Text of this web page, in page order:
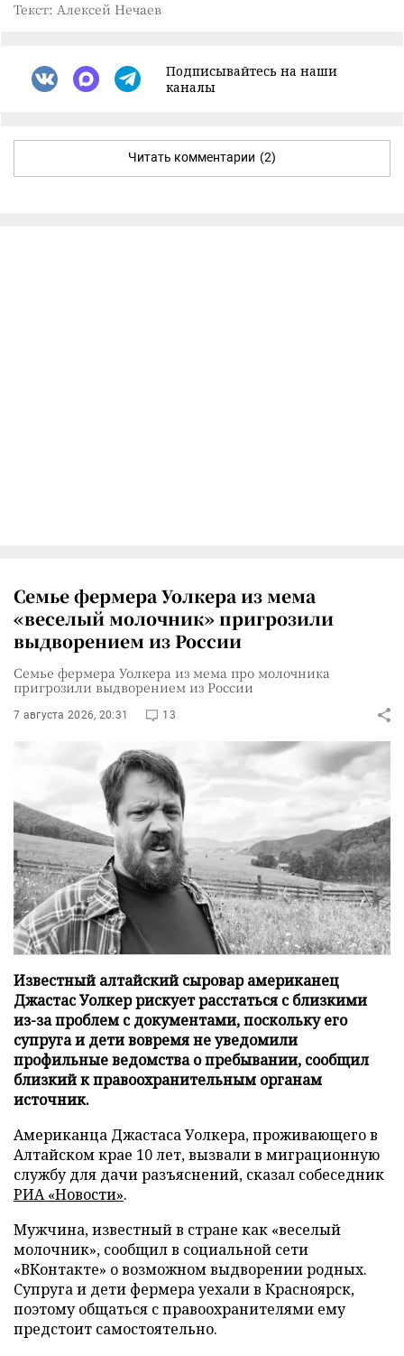
Текст: Алексей Нечаев
Подписывайтесь на наши
каналы
Читать комментарии (2)
Семье фермера Уолкера из мема
«веселый молочник» пригрозили
выдворением из России
Семье фермера Уолкера из мема про молочника
пригрозили выдворением из России
7 августа 2026, 20:31 13
Известный алтайский сыровар американец
Джастас Уолкер рискует расстаться с близкими
из-за проблем с документами, поскольку его
супруга и дети вовремя не уведомили
профильные ведомства о пребывании, сообщил
близкий к правоохранительным органам
источник.
Американца Джастаса Уолкера, проживающего в
Алтайском крае 10 лет, вызвали в миграционную
службу для дачи разъяснений, сказал собеседник
РИА «Новости».
Мужчина, известный в стране как «веселый
молочник», сообщил в социальной сети
«ВКонтакте» о возможном выдворении родных.
Супруга и дети фермера уехали в Красноярск,
поэтому общаться с правоохранителями ему
предстоит самостоятельно.